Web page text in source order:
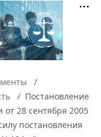
Постановление
28 сентября 2005
постановления